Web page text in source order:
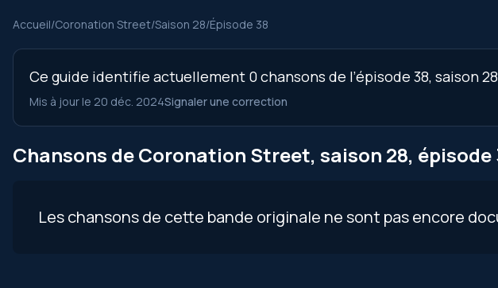
Accueil/Coronation Street/Saison 28/Épisode 38
Ce guide identifie actuellement 0 chansons de l’épisode 38, saison
Mis à jour le 20 déc. 2024Signaler une correction
Chansons de Coronation Street, saison 28, épisode
Les chansons de cette bande originale ne sont pas encore